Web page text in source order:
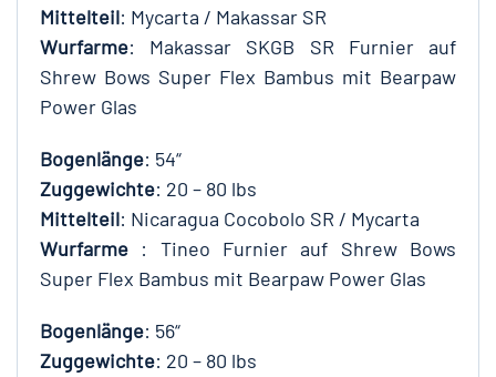
Mittelteil: Mycarta / Makassar SR
Wurfarme: Makassar SKGB SR Furnier auf
Shrew Bows Super Flex Bambus mit Bearpaw
Power Glas
Bogenlänge: 54“
Zuggewichte: 20 – 80 lbs
Mittelteil: Nicaragua Cocobolo SR / Mycarta
Wurfarme : Tineo Furnier auf Shrew Bows
Super Flex Bambus mit Bearpaw Power Glas
Bogenlänge: 56“
Zuggewichte: 20 – 80 lbs